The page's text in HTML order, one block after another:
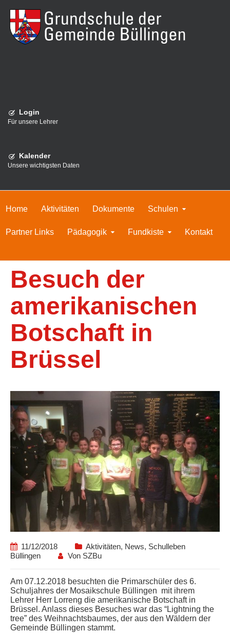
Login
Für unsere Lehrer
Kalender
Unsere wichtigsten Daten
Home Aktivitäten Dokumente Schulen
Partner Links Pädagogik Fundkiste Kontakt
Besuch der
amerikanischen
Botschaft in
Brüssel
11/12/2018 Aktivitäten, News, Schulleben
Büllingen
Von SZBu
Am 07.12.2018 besuchten die Primarschüler des 6.
Schuljahres der Mosaikschule Büllingen mit ihrem
Lehrer Herr Lorreng die amerikanische Botschaft in
Brüssel. Anlass dieses Besuches war das “Lightning the
tree” des Weihnachtsbaumes, der aus den Wäldern der
Gemeinde Büllingen stammt.